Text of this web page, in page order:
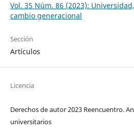
Vol. 35 Núm. 86 (2023):
cambio generacional
Sección
Artículos
Licencia
Derechos de autor 2023 Reencuentro.
universitarios